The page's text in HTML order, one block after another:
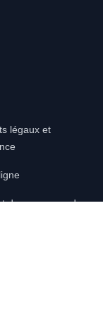
légaux et
des concours de